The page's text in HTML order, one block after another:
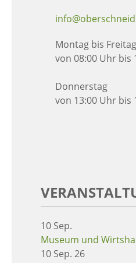
Montag bis Freitag
von 08:00 Uhr bis
Donnerstag
von 13:00 Uhr bis
10 Sep.
Museum und
10 Sep. 26